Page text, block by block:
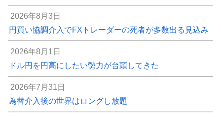
2026年8月3日
円買い協調介入でFXトレーダーの死者が多数出る見込み
2026年8月1日
ドル円を円高にしたい勢力が台頭してきた
2026年7月31日
為替介入後の世界はロングし放題